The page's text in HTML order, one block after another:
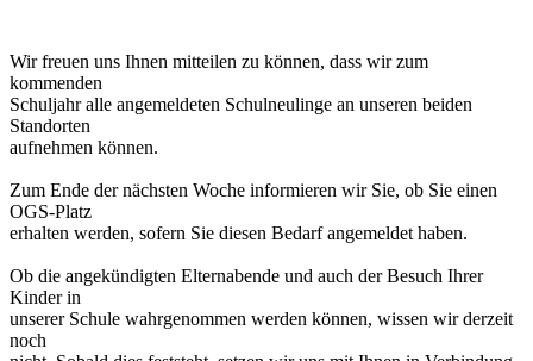
Wir freuen uns Ihnen mitteilen zu können, dass wir zum
kommenden
Schuljahr alle angemeldeten Schulneulinge an unseren beiden
Standorten
aufnehmen können.
Zum Ende der nächsten Woche informieren wir Sie, ob Sie einen
OGS-Platz
erhalten werden, sofern Sie diesen Bedarf angemeldet haben.
Ob die angekündigten Elternabende und auch der Besuch Ihrer
Kinder in
unserer Schule wahrgenommen werden können, wissen wir derzeit
noch